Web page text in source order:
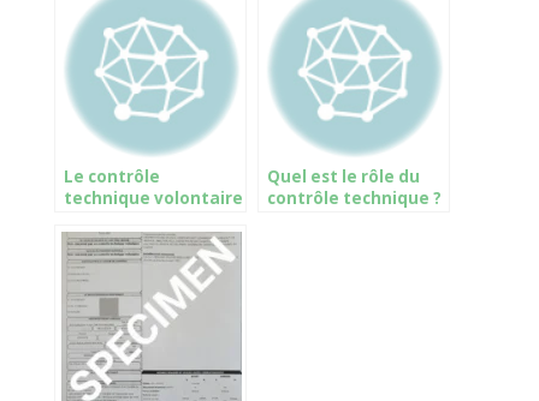
Le contrôle
technique volontaire
Quel est le rôle du
contrôle technique ?